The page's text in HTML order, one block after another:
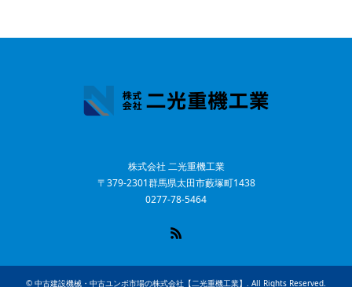
株式会社 二光重機工業
〒379-2301群馬県太田市藪塚町1438
0277-78-5464
© 中古建設機械・中古ユンボ市場の株式会社【二光重機工業】 . All Rights Reserved.